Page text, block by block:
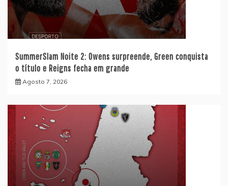
SummerSlam Noite 2: Owens surpreende, Green conquista
o título e Reigns fecha em grande
Agosto 7, 2026